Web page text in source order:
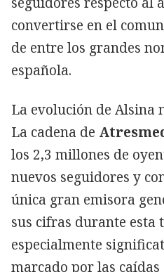
convertirse en el
de entre los grandes
española.
La evolución de Alsina
La cadena de
los 2,3 millones de
nuevos seguidores y
única gran emisora
sus cifras durante esta
especialmente
marcado por las